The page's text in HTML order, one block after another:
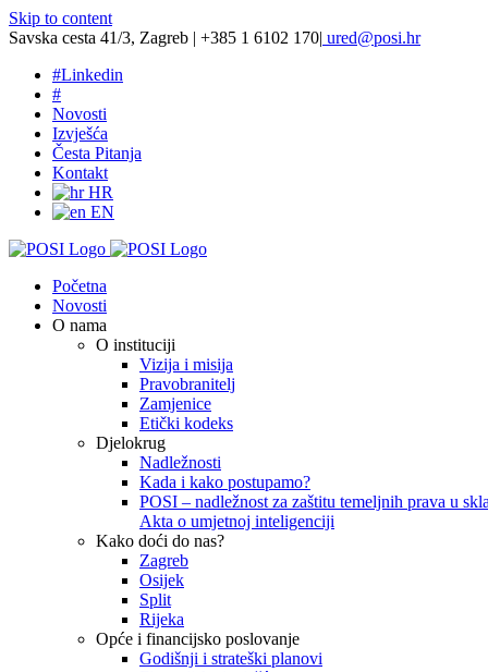
Skip to content
Savska cesta 41/3, Zagreb | +385 1 6102 170| ured@posi.hr
#Linkedin
#
Novosti
Izvješća
Česta Pitanja
Kontakt
HR
EN
Početna
Novosti
O nama
O instituciji
Vizija i misija
Pravobranitelj
Zamjenice
Etički kodeks
Djelokrug
Nadležnosti
Kada i kako postupamo?
POSI – nadležnost za zaštitu temeljnih prava u
Akta o umjetnoj inteligenciji
Kako doći do nas?
Zagreb
Osijek
Split
Rijeka
Opće i financijsko poslovanje
Godišnji i strateški planovi